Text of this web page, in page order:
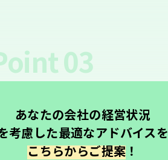
03
あなたの会社の経営状況
考慮した最適なアドバイスを
こちらからご提案 ！